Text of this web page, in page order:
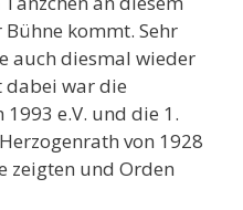
kommt. Sehr
auch diesmal wieder
dabei war die
e.V. und die 1.
von 1928
zeigten und Orden